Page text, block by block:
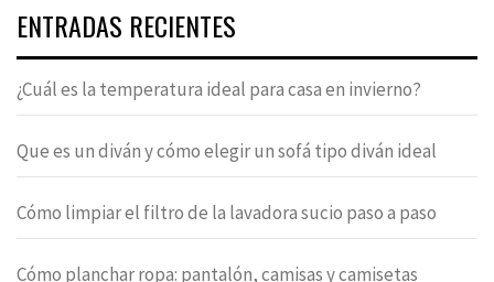
ENTRADAS RECIENTES
¿Cuál es la temperatura ideal para casa en invierno?
Que es un diván y cómo elegir un sofá tipo diván ideal
Cómo limpiar el filtro de la lavadora sucio paso a paso
Cómo planchar ropa: pantalón, camisas y camisetas